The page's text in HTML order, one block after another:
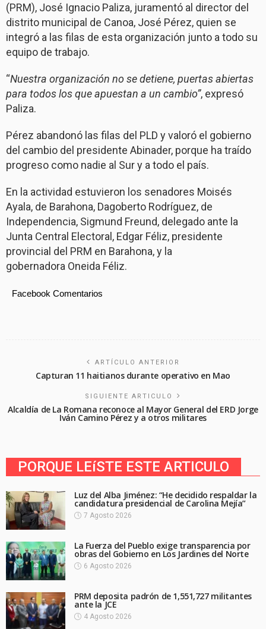
(PRM), José Ignacio Paliza, juramentó al director del
distrito municipal de Canoa, José Pérez, quien se
integró a las filas de esta organización junto a todo su
equipo de trabajo.
“Nuestra organización no se detiene, puertas abiertas
para todos los que apuestan a un cambio”, expresó
Paliza.
Pérez abandonó las filas del PLD y valoró el gobierno
del cambio del presidente Abinader, porque ha traído
progreso como nadie al Sur y a todo el país.
En la actividad estuvieron los senadores Moisés
Ayala, de Barahona, Dagoberto Rodríguez, de
Independencia, Sigmund Freund, delegado ante la
Junta Central Electoral, Edgar Féliz, presidente
provincial del PRM en Barahona, y la
gobernadora Oneida Féliz.
Facebook Comentarios
ARTÍCULO ANTERIOR
Capturan 11 haitianos durante operativo en Mao
SIGUIENTE ARTICULO
Alcaldía de La Romana reconoce al Mayor General del ERD Jorge
Iván Camino Pérez y a otros militares
PORQUE LEíSTE ESTE ARTICULO
Luz del Alba Jiménez: “He decidido respaldar la
candidatura presidencial de Carolina Mejía”
7 Agosto 2026
La Fuerza del Pueblo exige transparencia por
obras del Gobierno en Los Jardines del Norte
6 Agosto 2026
PRM deposita padrón de 1,551,727 militantes
ante la JCE
4 Agosto 2026